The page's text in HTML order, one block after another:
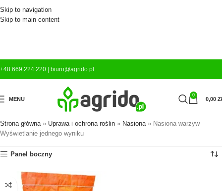
Skip to navigation
Skip to main content
+48 669 224 220 biuro@agrido.pl
MENU
0
0,00
Strona główna» Uprawa i ochrona roślin » Nasiona» Nasiona warzyw
Wyświetlanie jednego wyniku
Panel boczny